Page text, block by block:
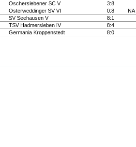
Oscherslebener SC V
3:8
Osterweddinger SV VI 0:8
NA
SV Seehausen V
8:1
TSV Hadmersleben IV
8:4
Germania Kroppenstedt 8:0